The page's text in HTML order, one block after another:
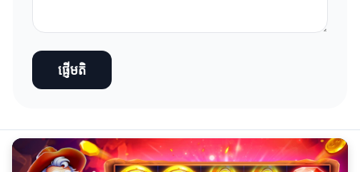
ផ្ញើមតិ